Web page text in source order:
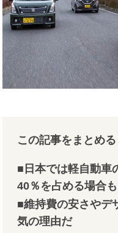
この記事をまとめる
■日本では軽自動車
40％を占める場合
■維持費の安さやデ
気の理由だ